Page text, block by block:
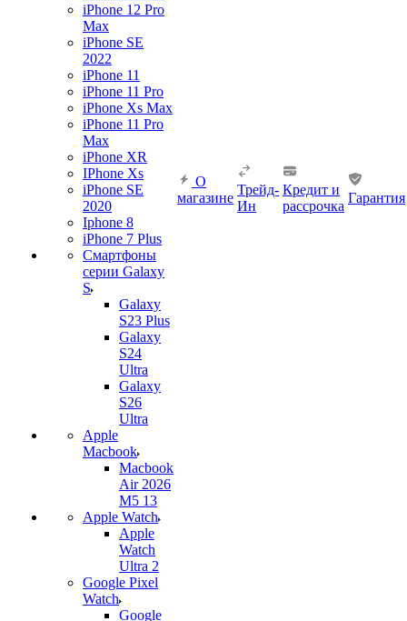
iPhone 12 Pro
Max
iPhone SE
2022
iPhone 11
iPhone 11 Pro
iPhone Xs Max
iPhone 11 Pro
Max
iPhone XR
IPhone Xs
iPhone SE
2020
Iphone 8
iPhone 7 Plus
Смартфоны
серии Galaxy
S
Galaxy
S23 Plus
Galaxy
S24
Ultra
Galaxy
S26
Ultra
Apple
Macbook
Macbook
Air 2026
M5 13
Apple Watch
Apple
Watch
Ultra 2
Google Pixel
Watch
Google
О
магазине
Трейд-
Ин
Кредит и
рассрочка
Гарантия